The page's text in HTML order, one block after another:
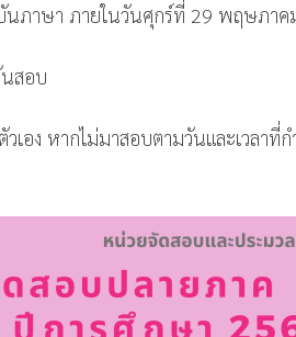
นภาษา ภายในวันศุกร์ที่ 29 พฤษภา
สอบ
อง หากไม่มาสอบตามวันและเวลาที่